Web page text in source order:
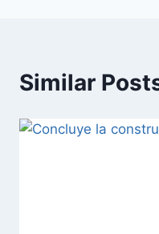
Similar